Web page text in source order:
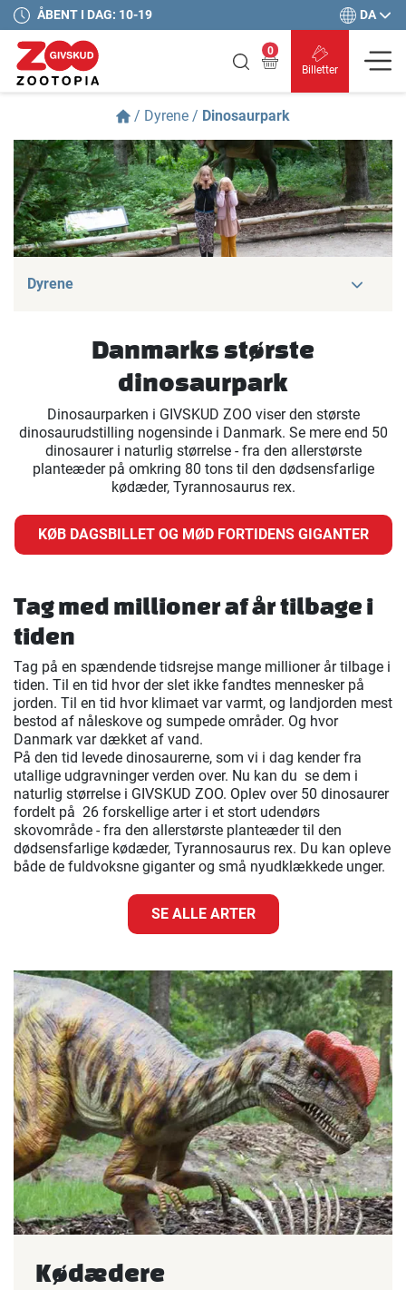
ÅBENT I DAG: 10-19 DA
Billetter
0
/ Dyrene / Dinosaurpark
Dyrene
Danmarks største
dinosaurpark
Dinosaurparken i GIVSKUD ZOO viser den største
dinosaurudstilling nogensinde i Danmark. Se mere end 50
dinosaurer i naturlig størrelse - fra den allerstørste
planteæder på omkring 80 tons til den dødsensfarlige
kødæder, Tyrannosaurus rex.
KØB DAGSBILLET OG MØD FORTIDENS GIGANTER
Tag med millioner af år tilbage i
tiden
Tag på en spændende tidsrejse mange millioner år tilbage i
tiden. Til en tid hvor der slet ikke fandtes mennesker på
jorden. Til en tid hvor klimaet var varmt, og landjorden mest
bestod af nåleskove og sumpede områder. Og hvor
Danmark var dækket af vand.
På den tid levede dinosaurerne, som vi i dag kender fra
utallige udgravninger verden over. Nu kan du se dem i
naturlig størrelse i GIVSKUD ZOO. Oplev over 50 dinosaurer
fordelt på 26 forskellige arter i et stort udendørs
skovområde - fra den allerstørste planteæder til den
dødsensfarlige kødæder, Tyrannosaurus rex. Du kan opleve
både de fuldvoksne giganter og små nyudklækkede unger.
SE ALLE ARTER
Kødædere